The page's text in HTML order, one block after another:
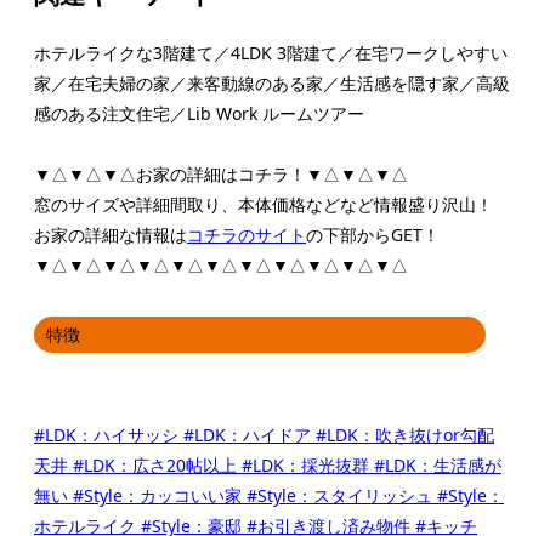
ホテルライクな3階建て／4LDK 3階建て／在宅ワークしやすい
家／在宅夫婦の家／来客動線のある家／生活感を隠す家／高級
感のある注文住宅／Lib Work ルームツアー
▼△▼△▼△お家の詳細はコチラ！▼△▼△▼△
窓のサイズや詳細間取り、本体価格などなど情報盛り沢山！
お家の詳細な情報はコチラのサイトの下部からGET！
▼△▼△▼△▼△▼△▼△▼△▼△▼△▼△▼△
特徴
#LDK：ハイサッシ #LDK：ハイドア #LDK：吹き抜けor勾配
天井 #LDK：広さ20帖以上 #LDK：採光抜群 #LDK：生活感が
無い #Style：カッコいい家 #Style：スタイリッシュ #Style：
ホテルライク #Style：豪邸 #お引き渡し済み物件 #キッチ